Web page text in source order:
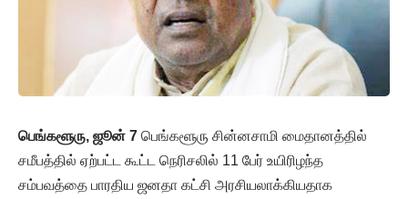
பெங்களூரு, ஜூன் 7 பெங்களூரு சின்னசாமி மைதானத்தில்
சமீபத்தில் ஏற்பட்ட கூட்ட நெரிசலில் 11 பேர் உயிரிழந்த
சம்பவத்தை பாரதிய ஜனதா கட்சி அரசியலாக்கியதாக